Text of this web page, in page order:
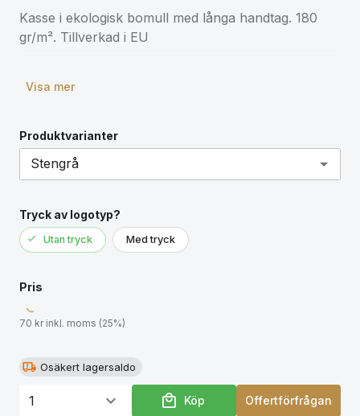
Kasse i ekologisk bomull med långa handtag. 180
gr/m². Tillverkad i EU
Visa mer
Produktvarianter
Tryck av logotyp?
Utan tryck Med tryck
Pris
70 kr inkl. moms (25%)
Osäkert lagersaldo
Köp Offertförfrågan